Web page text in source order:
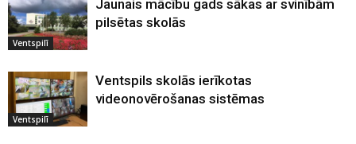
Ventspilī
Jaunais mācību gads sākas ar svinībām
pilsētas skolās
Ventspilī
Ventspils skolās ierīkotas
videonovērošanas sistēmas